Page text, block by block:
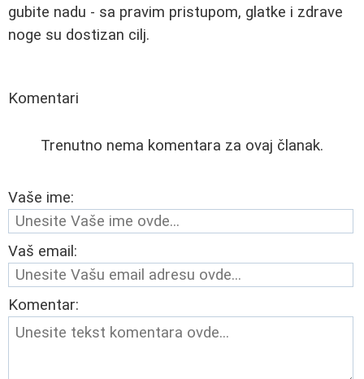
gubite nadu - sa pravim pristupom, glatke i zdrave
noge su dostizan cilj.
Komentari
Trenutno nema komentara za ovaj članak.
Vaše ime:
Vaš email:
Komentar: